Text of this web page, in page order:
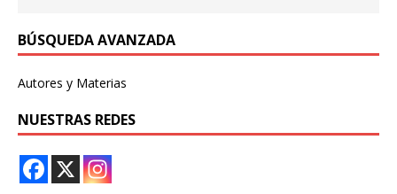
BÚSQUEDA AVANZADA
Autores y Materias
NUESTRAS REDES